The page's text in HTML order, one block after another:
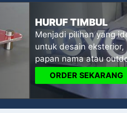
HURUF TIMBUL
Menjadi pilihan yang
untuk desain eksterior,
papan nama atau
ORDER SEKARANG